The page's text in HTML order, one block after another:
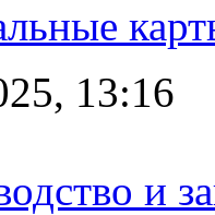
13:16
и